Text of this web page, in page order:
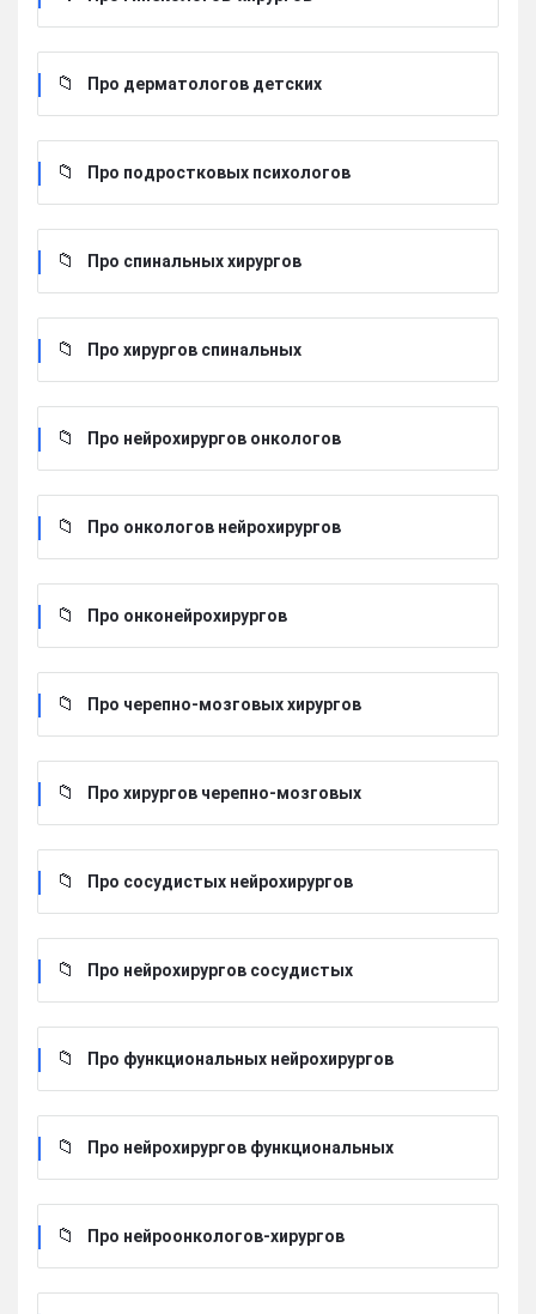
Про дерматологов детских
Про подростковых психологов
Про спинальных хирургов
Про хирургов cпинальных
Про нейрохирургов онкологов
Про онкологов нейрохирургов
Про онконейрохирургов
Про черепно-мозговых хирургов
Про хирургов черепно-мозговых
Про сосудистых нейрохирургов
Про нейрохирургов сосудистых
Про функциональных нейрохирургов
Про нейрохирургов функциональных
Про нейроонкологов-хирургов